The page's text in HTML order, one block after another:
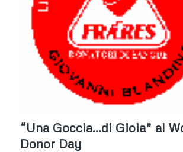
“Una Goccia…di Gioia” al
Donor Day